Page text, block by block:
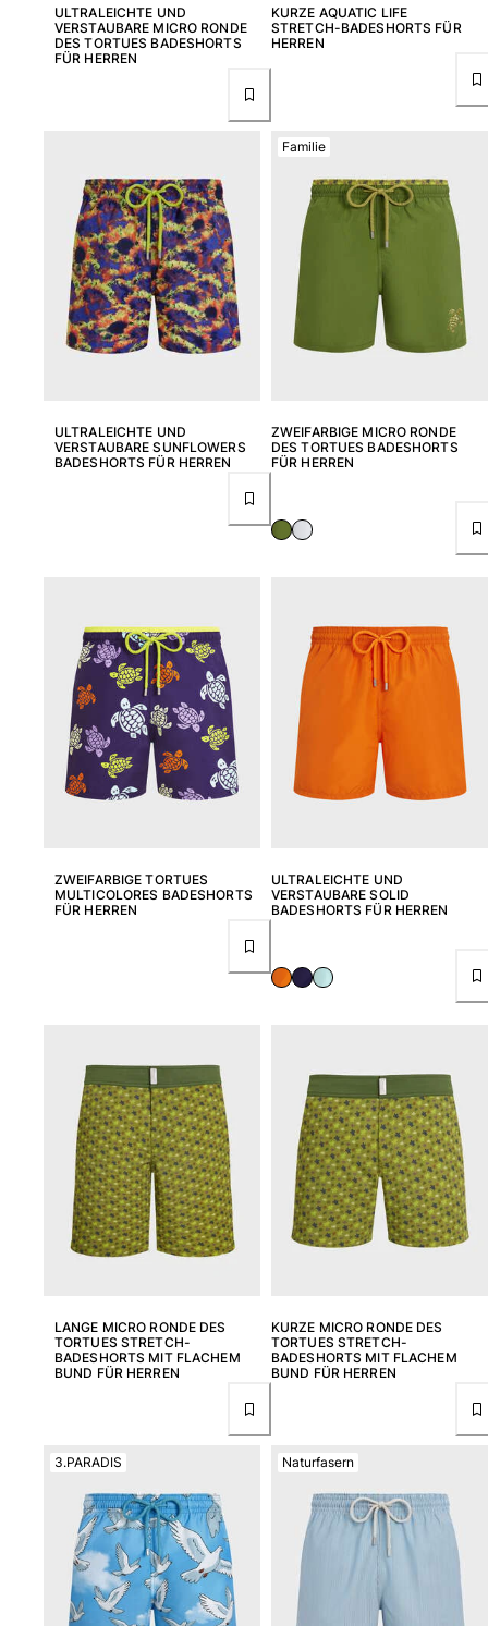
ULTRALEICHTE UND
VERSTAUBARE MICRO RONDE
DES TORTUES BADESHORTS
FÜR HERREN
KURZE AQUATIC LIFE
STRETCH-BADESHORTS FÜR
HERREN
ULTRALEICHTE UND
VERSTAUBARE SUNFLOWERS
BADESHORTS FÜR HERREN
ZWEIFARBIGE MICRO RONDE
DES TORTUES BADESHORTS
FÜR HERREN
Familie
ZWEIFARBIGE TORTUES
MULTICOLORES BADESHORTS
FÜR HERREN
ULTRALEICHTE UND
VERSTAUBARE SOLID
BADESHORTS FÜR HERREN
LANGE MICRO RONDE DES
TORTUES STRETCH-
BADESHORTS MIT FLACHEM
BUND FÜR HERREN
KURZE MICRO RONDE DES
TORTUES STRETCH-
BADESHORTS MIT FLACHEM
BUND FÜR HERREN
3.PARADIS Naturfasern